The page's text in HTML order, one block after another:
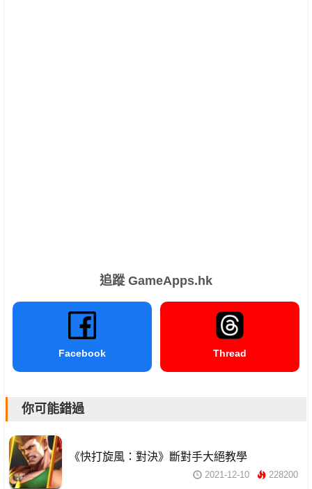
追蹤 GameApps.hk
Facebook Thread
你可能錯過
《快打旋風：對決》斷對手大絕教學
2021-12-10 228200